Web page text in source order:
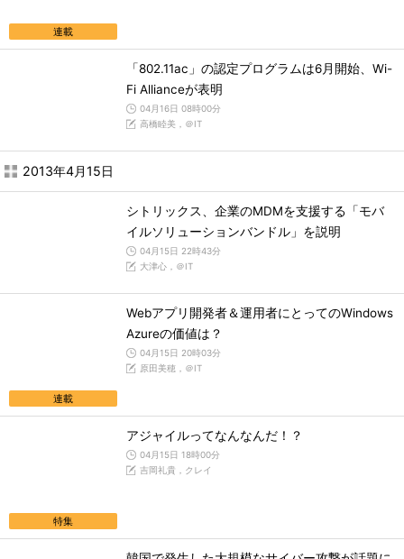
連載
「802.11ac」の認定プログラムは6月開始、Wi-
Fi Allianceが表明
04月16日 08時00分
高橋睦美，＠IT
2013年4月15日
シトリックス、企業のMDMを支援する「モバ
イルソリューションバンドル」を説明
04月15日 22時43分
大津心，＠IT
連載
Webアプリ開発者＆運用者にとってのWindows
Azureの価値は？
04月15日 20時03分
原田美穂，＠IT
特集
アジャイルってなんなんだ！？
04月15日 18時00分
吉岡礼貴，クレイ